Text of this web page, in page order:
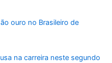
ouro no Brasileiro de
na carreira neste segundo